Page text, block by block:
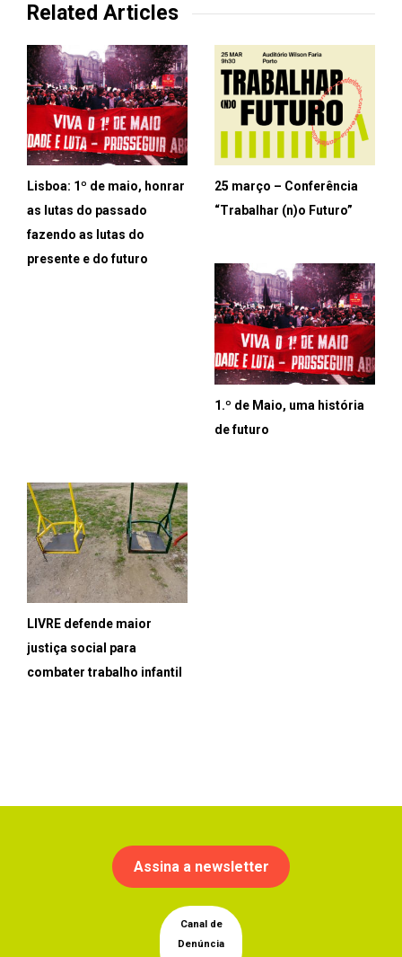
Related Articles
Lisboa: 1º de maio, honrar
as lutas do passado
fazendo as lutas do
presente e do futuro
25 março – Conferência
“Trabalhar (n)o Futuro”
1.º de Maio, uma história
de futuro
LIVRE defende maior
justiça social para
combater trabalho infantil
Assina a newsletter
Canal de
Denúncia